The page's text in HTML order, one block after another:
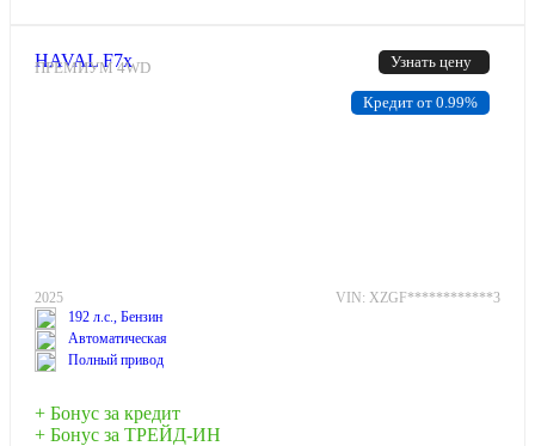
Узнать цену
HAVAL F7x
ПРЕМИУМ 4WD
2025
VIN: XZGF************3
192 л.с., Бензин
Автоматическая
Полный привод
+ Бонус за кредит
+ Бонус за ТРЕЙД-ИН
Кредит от 0.99%